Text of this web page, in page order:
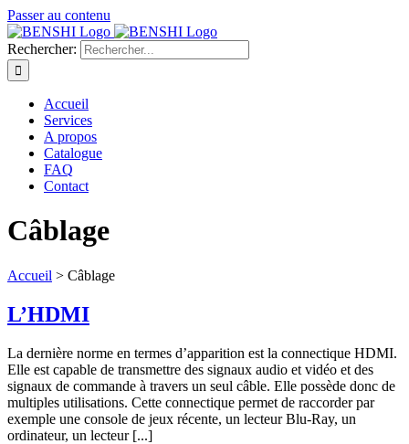
Passer au contenu
Rechercher:
Accueil
Services
A propos
Catalogue
FAQ
Contact
Câblage
Accueil > Câblage
L’HDMI
La dernière norme en termes d’apparition est la connectique HDMI.
Elle est capable de transmettre des signaux audio et vidéo et des
signaux de commande à travers un seul câble. Elle possède donc de
multiples utilisations. Cette connectique permet de raccorder par
exemple une console de jeux récente, un lecteur Blu-Ray, un
ordinateur, un lecteur [...]